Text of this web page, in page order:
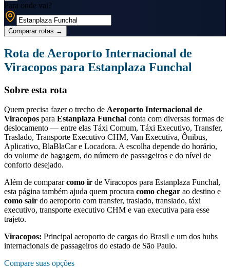
Para onde vai?
Comparar rotas →
Rota de Aeroporto Internacional de
Viracopos para Estanplaza Funchal
Sobre esta rota
Quem precisa fazer o trecho de Aeroporto Internacional de
Viracopos para Estanplaza Funchal conta com diversas formas de
deslocamento — entre elas Táxi Comum, Táxi Executivo, Transfer,
Traslado, Transporte Executivo CHM, Van Executiva, Ônibus,
Aplicativo, BlaBlaCar e Locadora. A escolha depende do horário,
do volume de bagagem, do número de passageiros e do nível de
conforto desejado.
Além de compararcomo ir de Viracopos para Estanplaza Funchal,
esta página também ajuda quem procura como chegar ao destino e
como sair do aeroporto com transfer, traslado, translado, táxi
executivo, transporte executivo CHM e van executiva para esse
trajeto.
Viracopos: Principal aeroporto de cargas do Brasil e um dos hubs
internacionais de passageiros do estado de São Paulo.
Compare suas opções